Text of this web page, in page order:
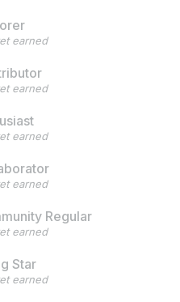
earned
earned
earned
earned
Regular
earned
Star
earned